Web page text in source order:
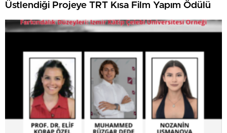
Üstlendiği Projeye TRT Kısa Film Yapım Ödülü